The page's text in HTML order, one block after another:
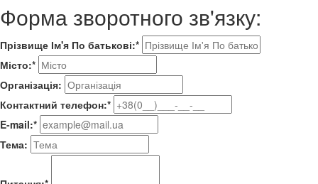
Форма зворотного зв'язку:
Прізвище Ім'я По батькові:*
Місто:*
Організація:
Контактний телефон:*
E-mail:*
Тема: